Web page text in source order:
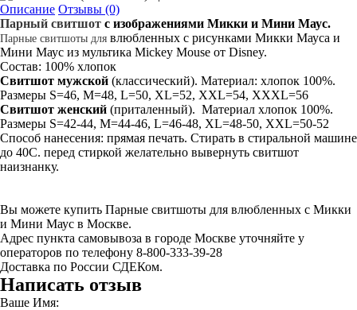
Описание Отзывы (0)
Парный свитшот с изображениями Микки и Мини Маус.
Парные свитшоты для влюбленных с рисунками Микки Мауса и
Мини Маус из мультика Mickey Mouse от Disney.
Состав: 100% хлопок
Свитшот мужской (классический). Материал: хлопок 100%.
Размеры S=46, M=48, L=50, XL=52, XXL=54, XXXL=56
Свитшот женский (приталенный). Материал хлопок 100%.
Размеры S=42-44, M=44-46, L=46-48, XL=48-50, XXL=50-52
Способ нанесения: прямая печать. Стирать в стиральной машине
до 40С. перед стиркой желательно вывернуть свитшот
наизнанку.
Вы можете купить Парные свитшоты для влюбленных с Микки
и Мини Маус в Москве.
Адрес пункта самовывоза в городе Москве уточняйте у
операторов по телефону 8-800-333-39-28
Доставка по России СДЕКом.
Написать отзыв
Ваше Имя: